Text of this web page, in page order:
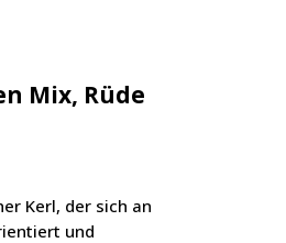
Mix, Rüde
Kerl, der sich an
und